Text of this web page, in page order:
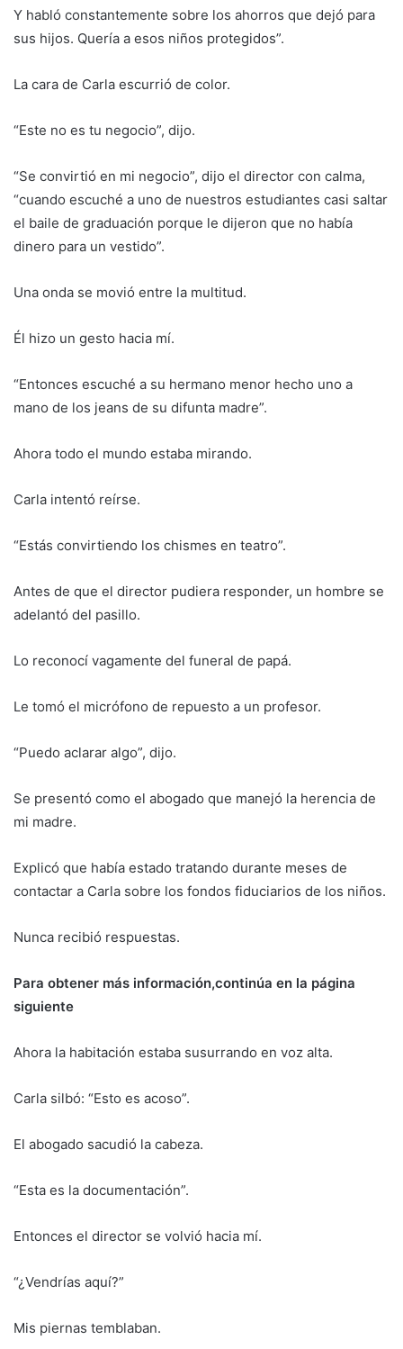
Y habló constantemente sobre los ahorros que dejó para
sus hijos. Quería a esos niños protegidos”.
La cara de Carla escurrió de color.
“Este no es tu negocio”, dijo.
“Se convirtió en mi negocio”, dijo el director con calma,
“cuando escuché a uno de nuestros estudiantes casi saltar
el baile de graduación porque le dijeron que no había
dinero para un vestido”.
Una onda se movió entre la multitud.
Él hizo un gesto hacia mí.
“Entonces escuché a su hermano menor hecho uno a
mano de los jeans de su difunta madre”.
Ahora todo el mundo estaba mirando.
Carla intentó reírse.
“Estás convirtiendo los chismes en teatro”.
Antes de que el director pudiera responder, un hombre se
adelantó del pasillo.
Lo reconocí vagamente del funeral de papá.
Le tomó el micrófono de repuesto a un profesor.
“Puedo aclarar algo”, dijo.
Se presentó como el abogado que manejó la herencia de
mi madre.
Explicó que había estado tratando durante meses de
contactar a Carla sobre los fondos fiduciarios de los niños.
Nunca recibió respuestas.
Para obtener más información,continúa en la página
siguiente
Ahora la habitación estaba susurrando en voz alta.
Carla silbó: “Esto es acoso”.
El abogado sacudió la cabeza.
“Esta es la documentación”.
Entonces el director se volvió hacia mí.
“¿Vendrías aquí?”
Mis piernas temblaban.